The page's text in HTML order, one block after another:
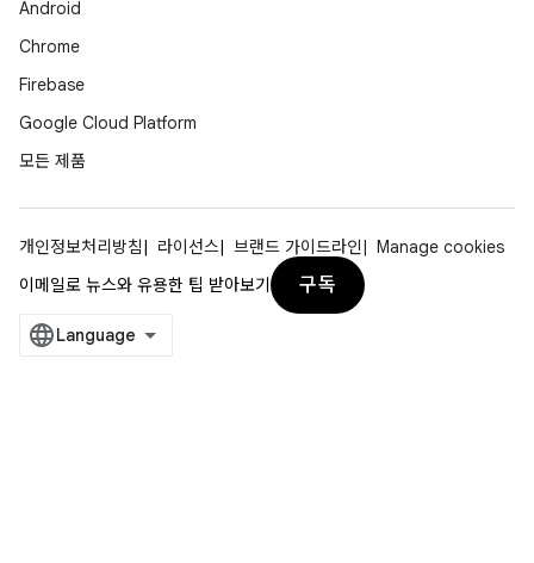
Android
Chrome
Firebase
Google Cloud Platform
모든 제품
개인정보처리방침 라이선스 브랜드 가이드라인
Manage cookies
이메일로 뉴스와 유용한 팁 받아보기
구독